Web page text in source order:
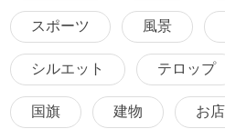
スポーツ 風景
シルエット テロップ
国旗 建物 お店